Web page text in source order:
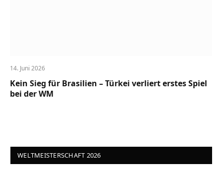
14. Juni 2026
Kein Sieg für Brasilien – Türkei verliert erstes Spiel
bei der WM
WELTMEISTERSCHAFT 2026